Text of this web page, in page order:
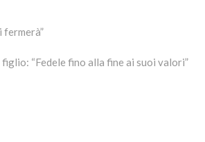
fermerà”
“Fedele fino alla fine ai suoi valori”